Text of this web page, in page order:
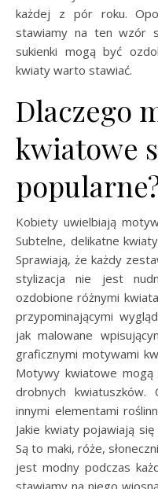
każdej z pór roku.
stawiamy na ten wzór
sukienki mogą być
kwiaty warto stawiać.
Dlaczego
kwiatowe
Kobiety uwielbiają
Subtelne, delikatne
Sprawiają, że każdy
stylizacja nie jest
ozdobione różnymi
przypominającymi
jak malowane
graficznymi motywami
Motywy kwiatowe
drobnych
innymi elementami
Jakie kwiaty pojawiają
Są to maki, róże,
jest modny podczas